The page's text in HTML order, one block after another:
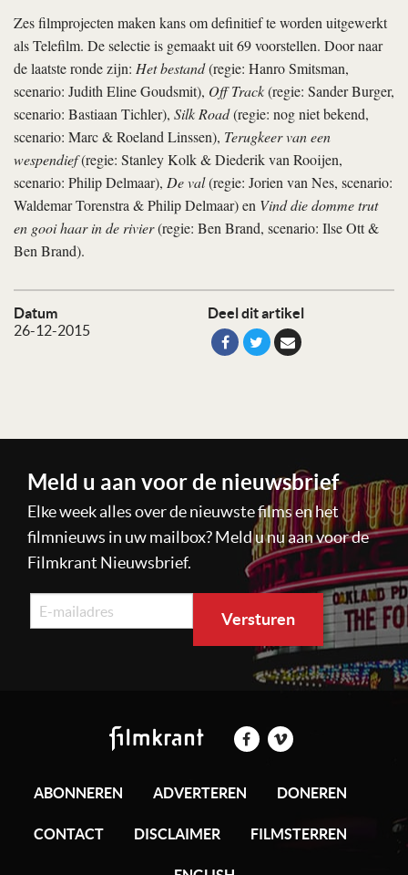
Datum
26-12-2015
Deel dit artikel
Zes filmprojecten maken kans om definitief te worden uitgewerkt
als Telefilm. De selectie is gemaakt uit 69 voorstellen. Door naar
de laatste ronde zijn: Het bestand(regie: Hanro Smitsman,
scenario: Judith Eline Goudsmit), Off Track(regie: Sander Burger,
scenario: Bastiaan Tichler), Silk Road(regie: nog niet bekend,
scenario: Marc & Roeland Linssen), Terugkeer van een
wespendief(regie: Stanley Kolk & Diederik van Rooijen,
scenario: Philip Delmaar), De val(regie: Jorien van Nes, scenario:
Waldemar Torenstra & Philip Delmaar) en Vind die domme trut
en gooi haar in de rivier(regie: Ben Brand, scenario: Ilse Ott &
Ben Brand).
Meld u aan voor de nieuwsbrief
Elke week alles over de nieuwste films en het
filmnieuws in uw mailbox? Meld u nu aan voor de
Filmkrant Nieuwsbrief.
ABONNEREN ADVERTEREN DONEREN
CONTACT DISCLAIMER FILMSTERREN